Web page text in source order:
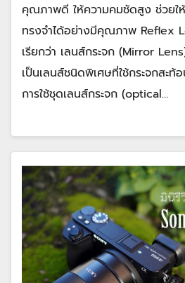
คุณภาพดี ให้ความคมชัดสูง ช่วยใ
ทรงจำได้อย่างมีคุณภาพ Reflex
เรียกว่า เลนส์กระจก (Mirror
เป็นเลนส์ชนิดพิเศษที่ใช้กระจกสะท้
การใช้ชุดเลนส์กระจก (optical…